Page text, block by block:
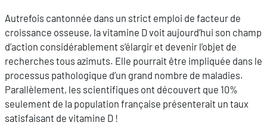
Autrefois cantonnée dans un strict emploi de facteur de
croissance osseuse, la vitamine D voit aujourd’hui son champ
d’action considérablement s’élargir et devenir l’objet de
recherches tous azimuts. Elle pourrait être impliquée dans le
processus pathologique d’un grand nombre de maladies.
Parallèlement, les scientifiques ont découvert que 10%
seulement de la population française présenterait un taux
satisfaisant de vitamine D !